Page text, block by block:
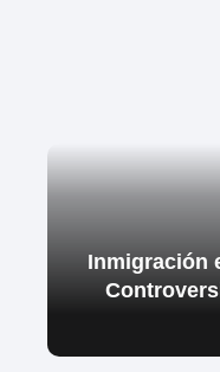
Inmigración